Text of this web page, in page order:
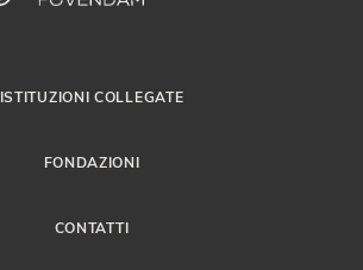
ISTITUZIONI COLLEGATE
FONDAZIONI
CONTATTI